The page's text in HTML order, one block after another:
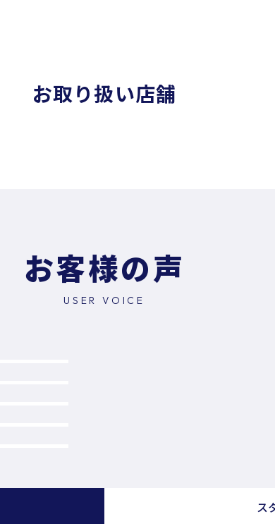
お取り扱い店舗
お客様の声
USER VOICE
ス